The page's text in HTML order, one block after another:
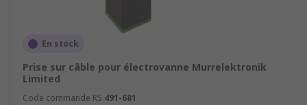
En stock
Prise sur câble pour électrovanne Murrelektronik
Limited
Code commande RS 491-681